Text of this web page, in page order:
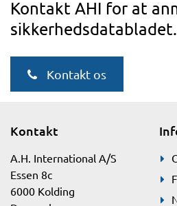
Kontakt AHI for at
sikkerhedsdatabladet.
Kontakt os
Kontakt
A.H. International A/S
Essen 8c
6000 Kolding